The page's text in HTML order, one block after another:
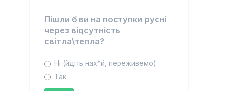
Пішли б ви на поступки русні
через відсутність
світла\тепла?
Ні (йдіть нах*й, переживемо)
Так